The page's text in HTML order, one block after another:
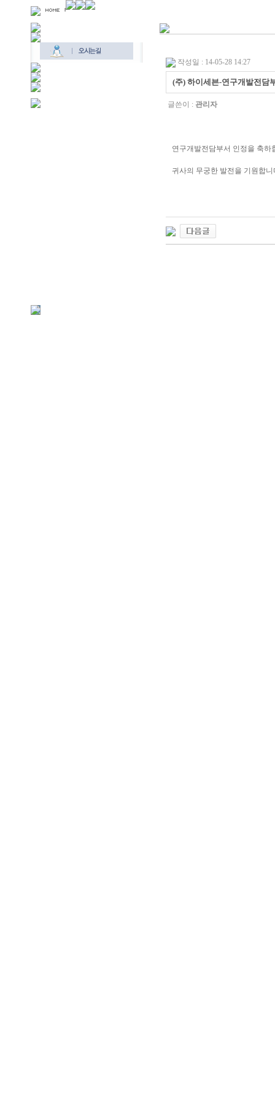
작성일 : 14-05-28 14:27
(주) 하이세븐-연구개발전담
글쓴이 : 관리자
연구개발전담부서 인정을 축하
귀사의 무궁한 발전을 기원합니